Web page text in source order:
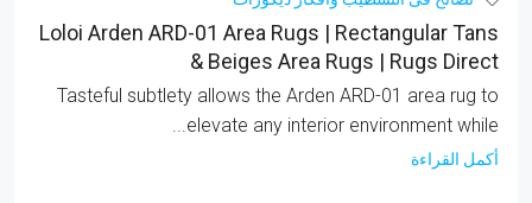
Loloi Arden ARD-01 Area Rugs | Rectangular Tans
& Beiges Area Rugs | Rugs Direct
Tasteful subtlety allows the Arden ARD-01 area rug to
elevate any interior environment while...
أكمل القراءة